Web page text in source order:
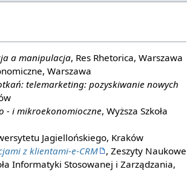
a manipulacja, Res Rhetorica, Warszawa
Warszawa
telemarketing: pozyskiwanie nowych
- i mikroekonomioczne, Wyższa Szkoła
Jagiellońskiego, Kraków
z klientami-e-CRM
, Zeszyty Naukowe
Informatyki Stosowanej i Zarządzania,